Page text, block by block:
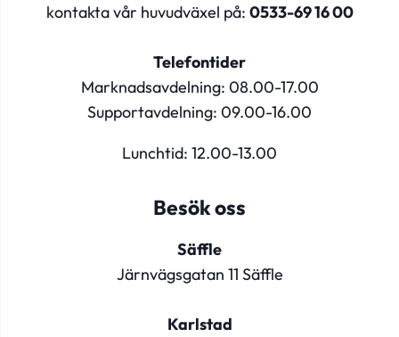
kontakta vår huvudväxel på: 0533-69 16 00
Telefontider
Marknadsavdelning: 08.00-17.00
Supportavdelning: 09.00-16.00
Lunchtid: 12.00-13.00
Besök oss
Säffle
Järnvägsgatan 11 Säffle
Karlstad